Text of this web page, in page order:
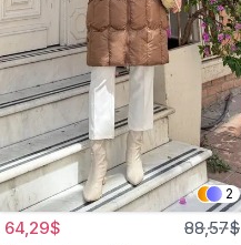
2
64,29$ 88,57$